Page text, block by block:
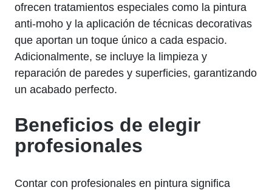
ofrecen tratamientos especiales como la pintura
anti-moho y la aplicación de técnicas decorativas
que aportan un toque único a cada espacio.
Adicionalmente, se incluye la limpieza y
reparación de paredes y superficies, garantizando
un acabado perfecto.
Beneficios de elegir
profesionales
Contar con profesionales en pintura significa